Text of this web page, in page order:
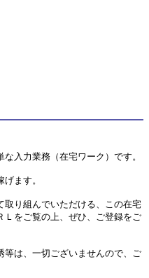
入力業務（在宅ワーク）です。
ます。
り組んでいただける、この在宅
Ｌをご覧の上、ぜひ、ご登録をご
は、一切ございませんので、ご